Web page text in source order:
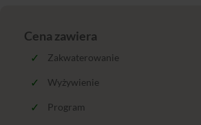
Cena zawiera
Zakwaterowanie
Wyżywienie
Program